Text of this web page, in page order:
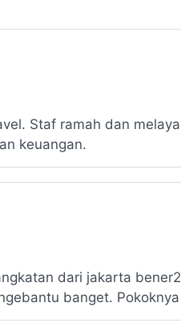
Staf ramah dan
keuangan.
dari jakarta
banget.